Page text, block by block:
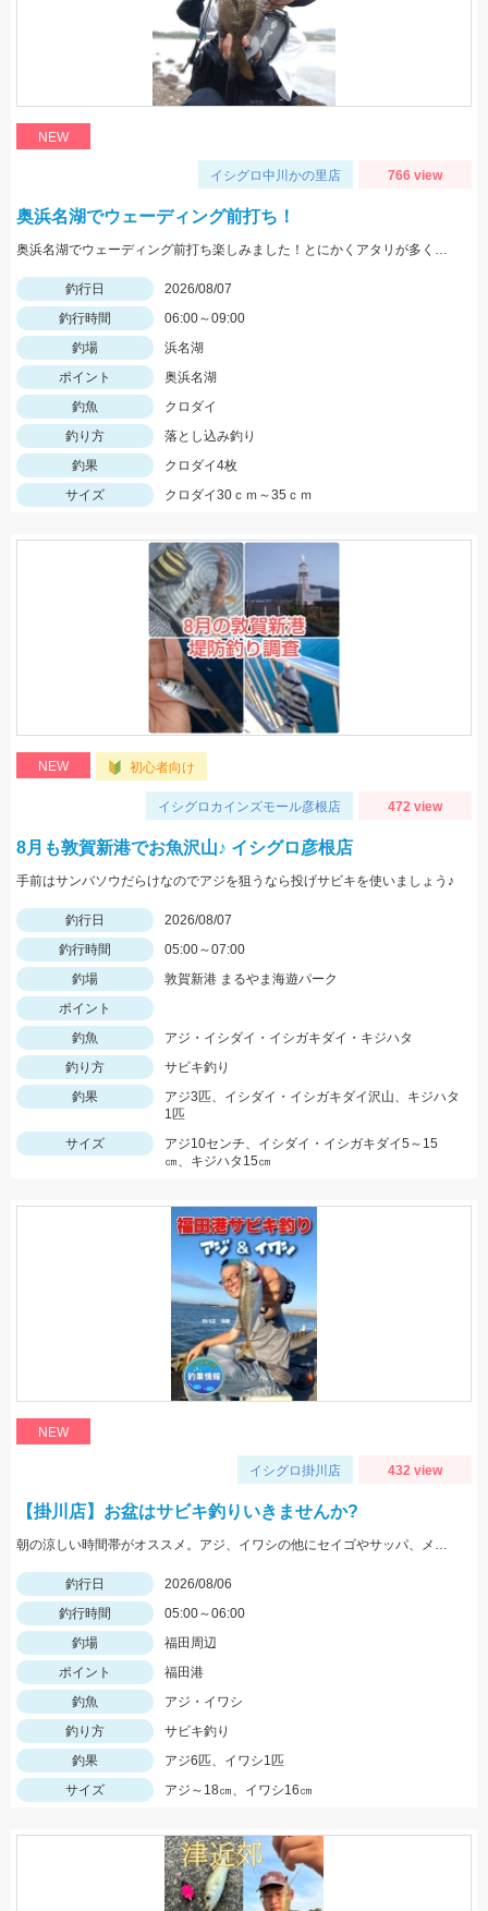
NEW
イシグロ中川かの里店 766 view
奥浜名湖でウェーディング前打ち！
奥浜名湖でウェーディング前打ち楽しみました！とにかくアタリが多くて面白い！クロダイの力強い引きを楽しめます！
釣行日
2026/08/07
釣行時間
06:00～09:00
釣場
浜名湖
ポイント
奥浜名湖
釣魚
クロダイ
釣り方
落とし込み釣り
釣果
クロダイ4枚
サイズ
クロダイ30ｃｍ～35ｃｍ
NEW 初心者向け
イシグロカインズモール彦根店 472 view
8月も敦賀新港でお魚沢山♪ イシグロ彦根店
手前はサンバソウだらけなのでアジを狙うなら投げサビキを使いましょう♪
釣行日
2026/08/07
釣行時間
05:00～07:00
釣場
敦賀新港 まるやま海遊パーク
ポイント
釣魚
アジ・イシダイ・イシガキダイ・キジハタ
釣り方
サビキ釣り
釣果
アジ3匹、イシダイ・イシガキダイ沢山、キジハタ
1匹
サイズ
アジ10センチ、イシダイ・イシガキダイ5～15
㎝、キジハタ15㎝
NEW
イシグロ掛川店 432 view
【掛川店】お盆はサビキ釣りいきませんか?
朝の涼しい時間帯がオススメ。アジ、イワシの他にセイゴやサッパ、メッキなども。仕掛けは『Tsulinoママカリ4号、ケイムラスキン4号』でOK。餌付け器で針にエサを付ければアタリはかなり増えますよ♪
釣行日
2026/08/06
釣行時間
05:00～06:00
釣場
福田周辺
ポイント
福田港
釣魚
アジ・イワシ
釣り方
サビキ釣り
釣果
アジ6匹、イワシ1匹
サイズ
アジ～18㎝、イワシ16㎝